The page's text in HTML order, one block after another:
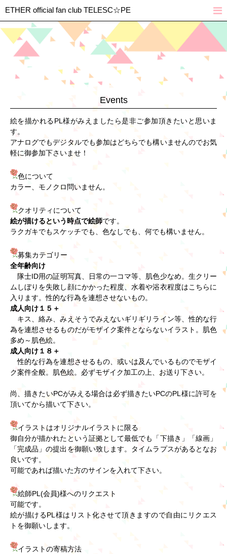
ETHER official fan club TELESC‎☆PE
Events
絵を描かれるPL様がみえましたら是非ご参加頂きたいと思いま
す。
アナログでもデジタルでも参加はどちらでも構いませんのでお気
軽に御参加下さいませ！
色について
カラー、モノクロ問いません。
クオリティについて
絵が描けるという時点で絵師です。
ラクガキでもスケッチでも、色なしでも、何でも構いません。
募集カテゴリー
全年齢向け
隊士ID用の証明写真、日常の一コマ等、肌色少なめ。生クリー
ムしぼりを失敗し顔にかかった程度、水着や浴衣程度はこちらに
入ります。性的な行為を連想させないもの。
成人向け１５＋
キス、絡み、みえそうでみえないギリギリライン等、性的な行
為を連想させるものだがモザイク案件とならないイラスト。肌色
多め～肌色絵。
成人向け１８＋
性的な行為を連想させるもの、或いは及んでいるものでモザイ
ク案件全般。肌色絵。必ずモザイク加工の上、お送り下さい。
尚、描きたいPCがみえる場合は必ず描きたいPCのPL様に許可を
頂いてから描いて下さい。
イラストはオリジナルイラストに限る
御自分が描かれたという証拠として最低でも「下描き」「線画」
「完成品」の提出を御願い致します。タイムラプスがあるとなお
良いです。
可能であれば描いた方のサインを入れて下さい。
絵師PL(会員)様へのリクエスト
可能です。
絵が描けるPL様はリスト化させて頂きますので自由にリクエス
トを御願いします。
イラストの寄稿方法